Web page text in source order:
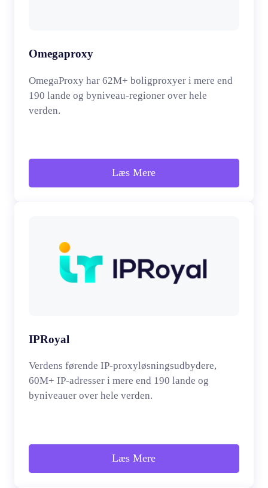
Omegaproxy
OmegaProxy har 62M+ boligproxyer i mere end
190 lande og byniveau-regioner over hele
verden.
Læs Mere
IPRoyal
Verdens førende IP-proxyløsningsudbydere,
60M+ IP-adresser i mere end 190 lande og
byniveauer over hele verden.
Læs Mere